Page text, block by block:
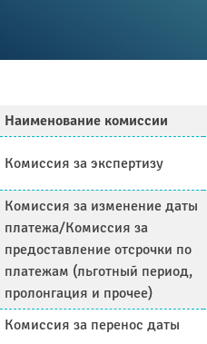
Наименование комиссии
Комиссия за экспертизу
Комиссия за изменение даты
платежа/Комиссия за
предоставление отсрочки по
платежам (льготный период,
пролонгация и прочее)
Комиссия за перенос даты